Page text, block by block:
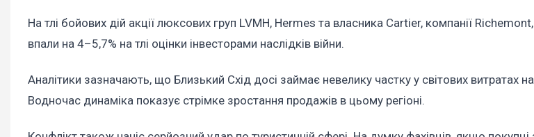
На тлі бойових дій акції люксових груп LVMH, Hermes та власника Cartier, компанії
впали на 4–5,7% на тлі оцінки інвесторами наслідків війни.
Аналітики зазначають, що Близький Схід досі займає невелику частку у світових витратах
Водночас динаміка показує стрімке зростання продажів в цьому регіоні.